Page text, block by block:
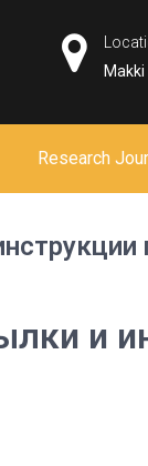
Research
и